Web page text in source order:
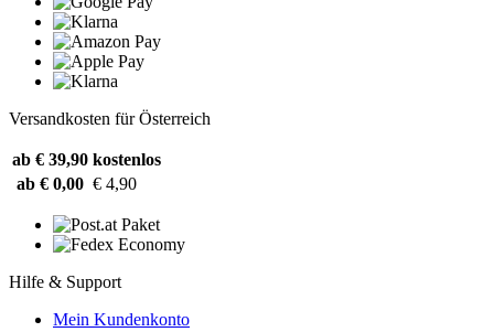
Versandkosten für Österreich
ab € 39,90 kostenlos
ab € 0,00 € 4,90
Hilfe & Support
Mein Kundenkonto